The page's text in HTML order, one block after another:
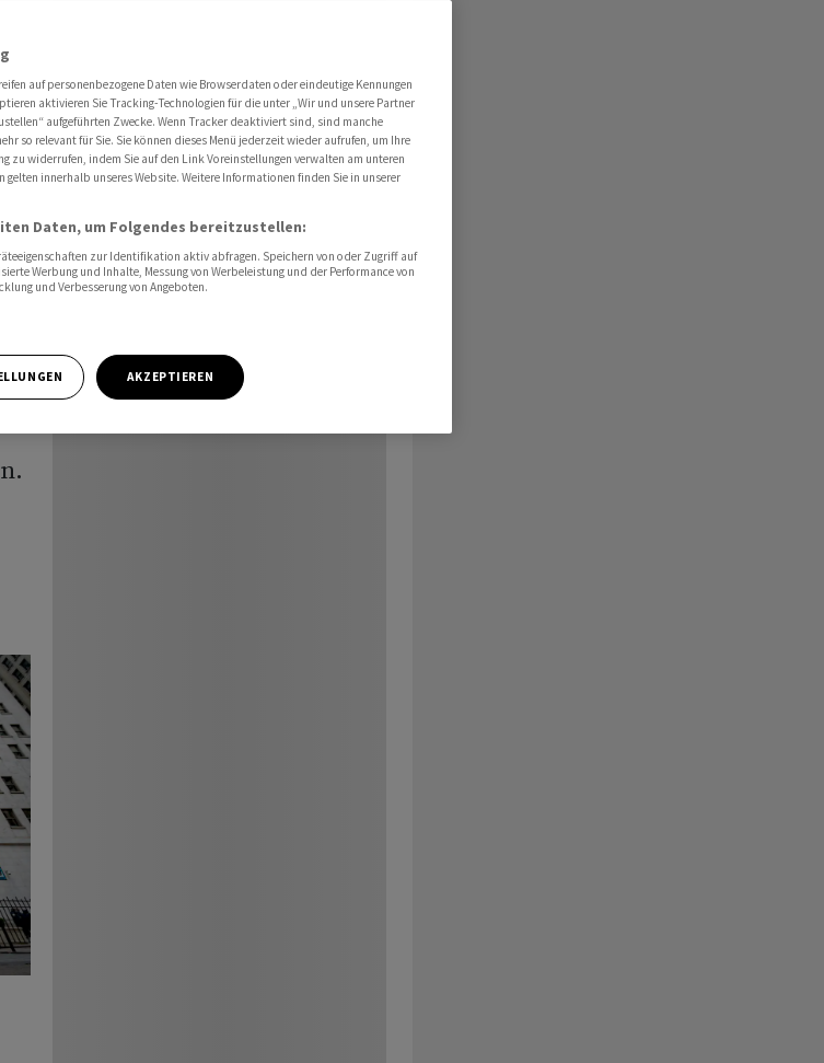
in den Aktienmarkt ein
auf personenbezogene Daten wie Browserdaten oder eindeutige Kennungen
aktivieren Sie Tracking-Technologien für die unter „Wir und unsere Partner
aufgeführten Zwecke. Wenn Tracker deaktiviert sind, sind manche
so relevant für Sie. Sie können dieses Menü jederzeit wieder aufrufen, um Ihre
zu widerrufen, indem Sie auf den Link Voreinstellungen verwalten am unteren
gelten innerhalb unseres Website. Weitere Informationen finden Sie in unserer
Daten, um Folgendes bereitzustellen:
zur Identifikation aktiv abfragen. Speichern von oder Zugriff auf
Werbung und Inhalte, Messung von Werbeleistung und der Performance von
und Verbesserung von Angeboten.
AKZEPTIEREN